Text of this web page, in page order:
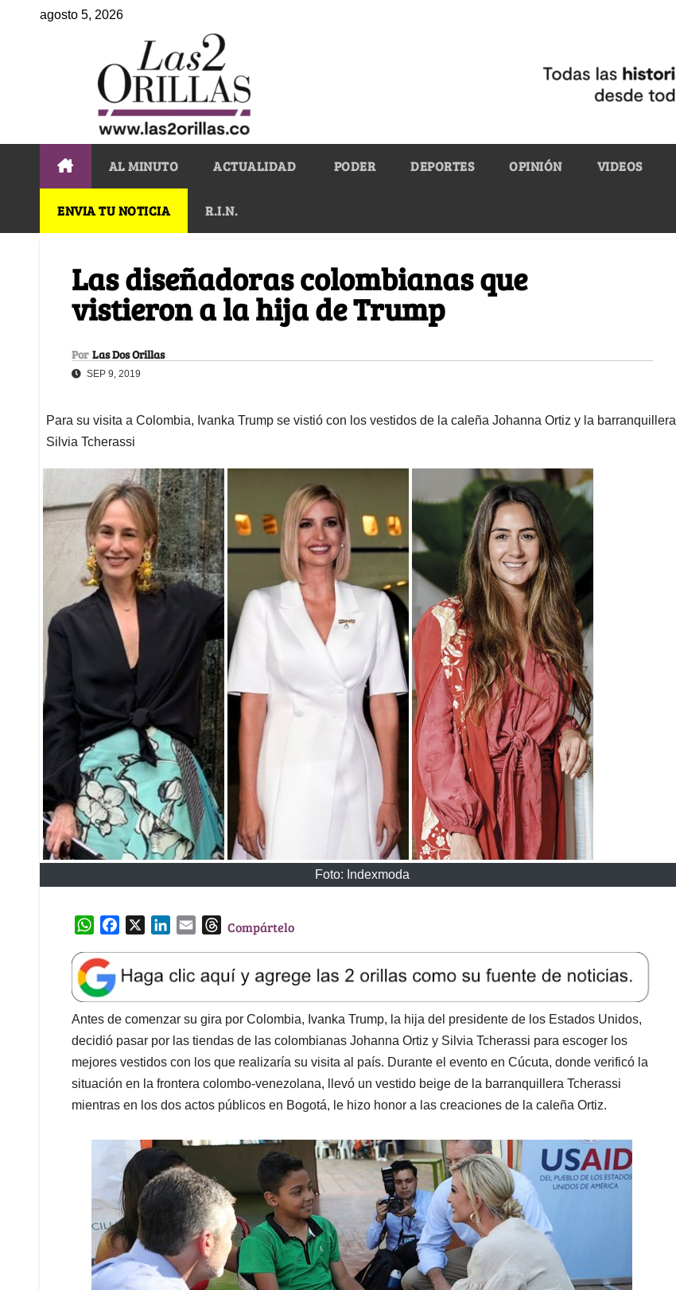
agosto 5, 2026
AL MINUTO ACTUALIDAD PODER DEPORTES OPINIÓN VIDEOS
ENVIA TU NOTICIA R.I.N.
Las diseñadoras colombianas que
vistieron a la hija de Trump
Por Las Dos Orillas
SEP 9, 2019
Para su visita a Colombia, Ivanka Trump se vistió con los vestidos de la caleña Johanna Ortiz y la barranquillera
Silvia Tcherassi
Foto: Indexmoda
W
a
t
s
A
p
p
e
b
o
o
k
k
e
d
I
n
l
T
e
a
d
s
Compártelo
Antes de comenzar su gira por Colombia, Ivanka Trump, la hija del presidente de los Estados Unidos,
decidió pasar por las tiendas de las colombianas Johanna Ortiz y Silvia Tcherassi para escoger los
mejores vestidos con los que realizaría su visita al país. Durante el evento en Cúcuta, donde verificó la
situación en la frontera colombo-venezolana, llevó un vestido beige de la barranquillera Tcherassi
mientras en los dos actos públicos en Bogotá, le hizo honor a las creaciones de la caleña Ortiz.